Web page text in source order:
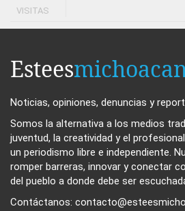
VISITAS
Estees
Noticias, opiniones, denuncias y
Somos la alternativa a los medios
juventud, la creatividad y el
un periodismo libre e independiente.
romper barreras, innovar y conectar
del pueblo a donde debe ser
Contáctanos: